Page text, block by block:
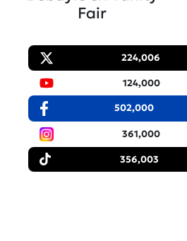
Fair
224,006
124,000
502,000
361,000
356,003